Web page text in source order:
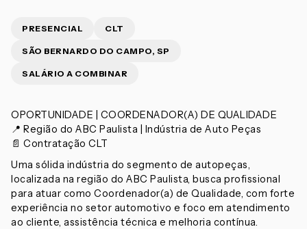
PRESENCIAL CLT
SÃO BERNARDO DO CAMPO, SP
SALÁRIO A COMBINAR
OPORTUNIDADE | COORDENADOR(A) DE QUALIDADE
📍 Região do ABC Paulista | Indústria de Auto Peças
📄 Contratação CLT
Uma sólida indústria do segmento de autopeças,
localizada na região do ABC Paulista, busca profissional
para atuar como Coordenador(a) de Qualidade, com forte
experiência no setor automotivo e foco em atendimento
ao cliente, assistência técnica e melhoria contínua.